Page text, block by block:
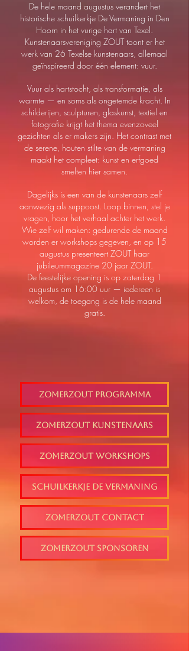
De hele maand augustus verandert het
historische schuilkerkje De Vermaning in Den
Hoorn in het vurige hart van Texel.
Kunstenaarsvereniging ZOUT toont er het
werk van 26 Texelse kunstenaars, allemaal
geïnspireerd door één element: vuur.
Vuur als hartstocht, als transformatie, als
warmte — en soms als ongetemde kracht. In
schilderijen, sculpturen, glaskunst, textiel en
fotografie krijgt het thema evenzoveel
gezichten als er makers zijn. Het contrast met
de serene, houten stilte van de vermaning
maakt het compleet: kunst en erfgoed
smelten hier samen.
Dagelijks is een van de kunstenaars zelf
aanwezig als suppoost. Loop binnen, stel je
vragen, hoor het verhaal achter het werk.
Wie zelf wil maken: gedurende de maand
worden er workshops gegeven, en op 15
augustus presenteert ZOUT haar
jubileummagazine 20 jaar ZOUT.
De feestelijke opening is op zaterdag 1
augustus om 16:00 uur — iedereen is
welkom, de toegang is de hele maand
gratis.
ZomerZOUT Programma
ZomerZOUT Kunstenaars
ZomerZOUT Workshops
Schuilkerkje De Vermaning
ZomerZOUT Contact
ZomerZOUT Sponsoren